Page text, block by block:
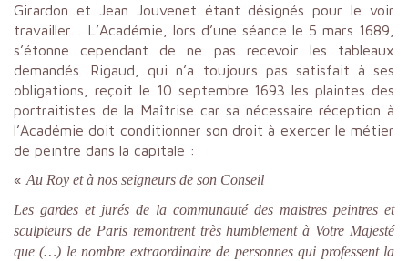
Girardon et Jean Jouvenet étant désignés pour le voir
travailler… L’Académie, lors d’une séance le 5 mars 1689,
s’étonne cependant de ne pas recevoir les tableaux
demandés. Rigaud, qui n’a toujours pas satisfait à ses
obligations, reçoit le 10 septembre 1693 les plaintes des
portraitistes de la Maîtrise car sa nécessaire réception à
l’Académie doit conditionner son droit à exercer le métier
de peintre dans la capitale :
« Au Roy et à nos seigneurs de son Conseil
Les gardes et jurés de la communauté des maistres peintres et
sculpteurs de Paris remontrent très humblement à Votre Majesté
que (…) le nombre extraordinaire de personnes qui professent la